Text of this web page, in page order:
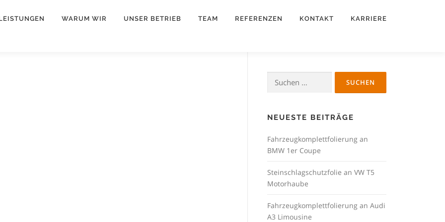
WARUM WIR UNSER BETRIEB TEAM REFERENZEN KONTAKT KARRIERE
Suchen
nach:
NEUESTE BEITRÄGE
Fahrzeugkomplettfolierung an
BMW 1er Coupe
Steinschlagschutzfolie an VW T5
Motorhaube
Fahrzeugkomplettfolierung an Audi
A3 Limousine